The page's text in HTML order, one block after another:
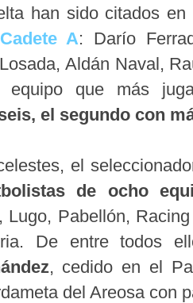
han sido citados
Cadete A: Darío
Aldán Naval,
que más
el segundo con
el
de ocho
Lugo, Pabellón,
De entre todos
, cedido en el
del Areosa con